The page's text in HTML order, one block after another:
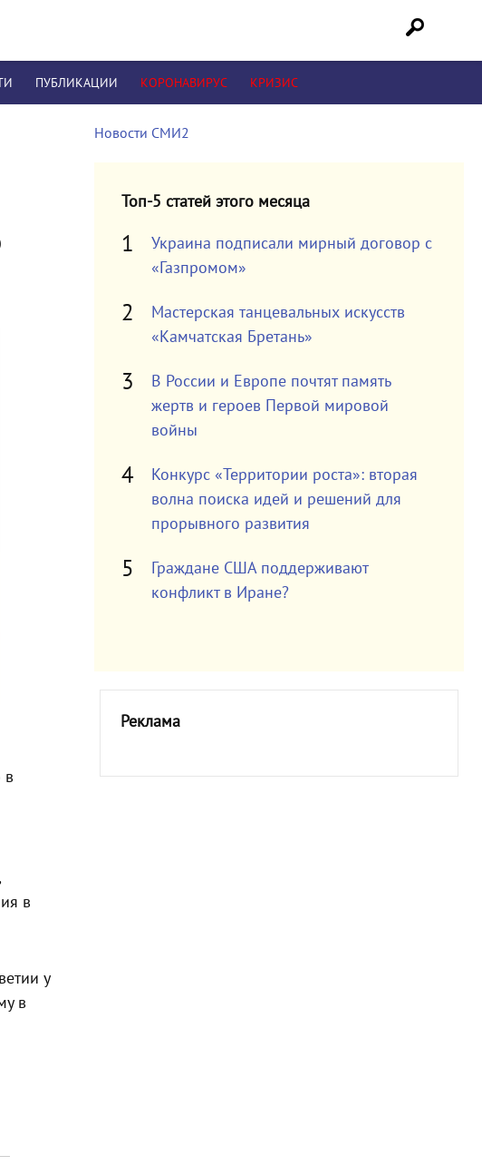
ПУБЛИКАЦИИ КОРОНАВИРУС КРИЗИС
в
в
у
в
Новости СМИ2
Топ-5 статей этого месяца
Украина подписали мирный договор с
«Газпромом»
Мастерская танцевальных искусств
«Камчатская Бретань»
В России и Европе почтят память
жертв и героев Первой мировой
войны
Конкурс «Территории роста»: вторая
волна поиска идей и решений для
прорывного развития
Граждане США поддерживают
конфликт в Иране?
Реклама